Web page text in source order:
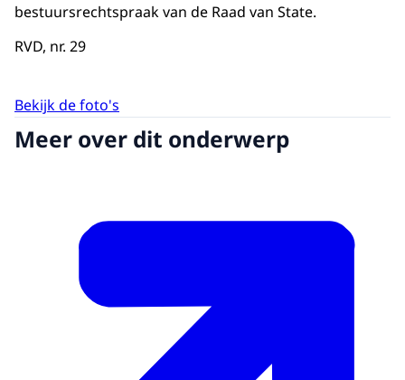
bestuursrechtspraak van de Raad van State.
RVD, nr. 29
Bekijk de foto's
Meer over dit onderwerp